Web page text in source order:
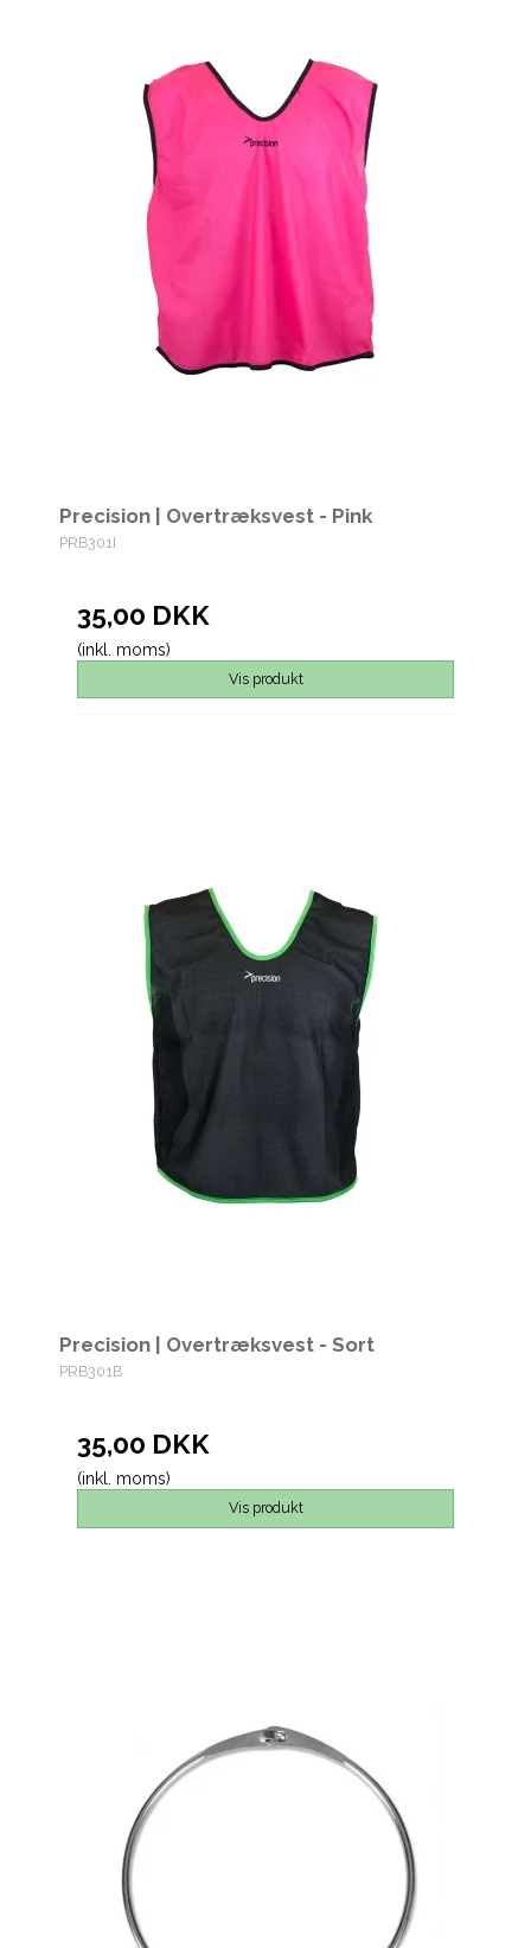
Precision | Overtræksvest - Pink
PRB301I
35,00 DKK
(inkl. moms)
Vis produkt
Precision | Overtræksvest - Sort
PRB301B
35,00 DKK
(inkl. moms)
Vis produkt